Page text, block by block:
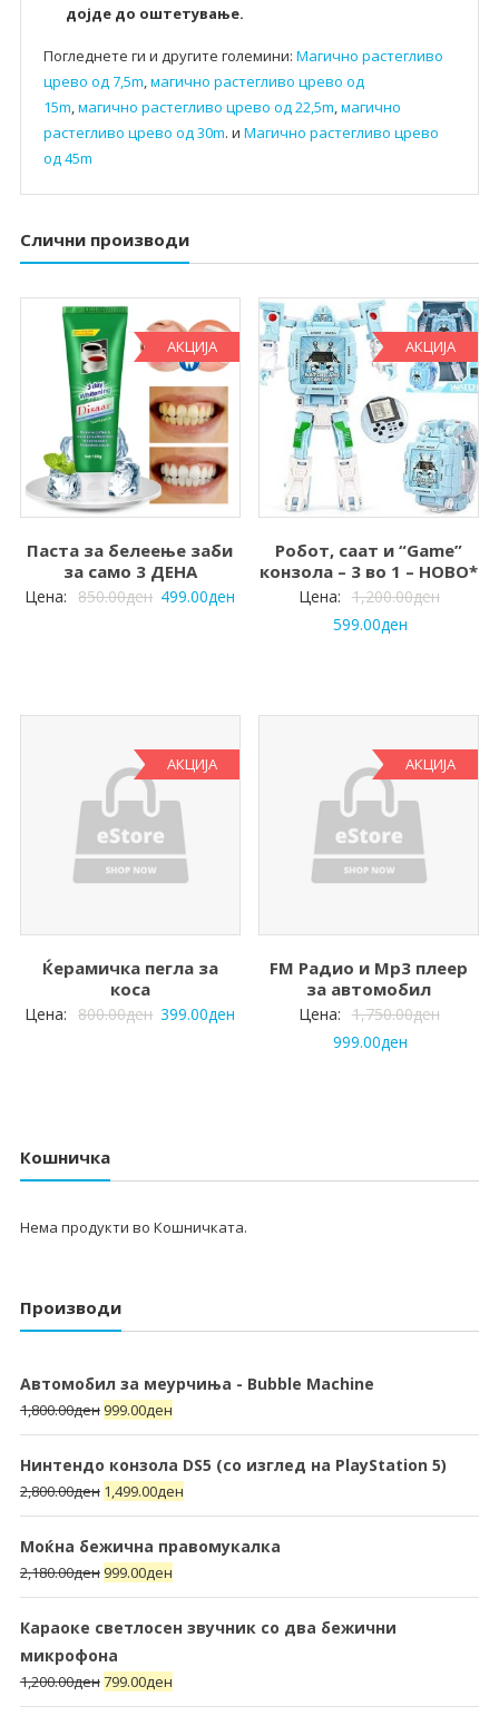
дојде до оштетување.
Погледнете ги и другите големини: Магично растегливо
црево од 7,5m,магично растегливо црево од
15m,магично растегливо црево од 22,5m,магично
растегливо црево од 30m. и Магично растегливо црево
од 45m
Слични производи
АКЦИЈА
Паста за белеење заби
за само 3 ДЕНА
Цена: 850.00ден 499.00ден
АКЦИЈА
Робот, саат и “Game”
конзола – 3 во 1 – НОВО*
Цена: 1,200.00ден
599.00ден
АКЦИЈА
Ќерамичка пегла за
коса
Цена: 800.00ден 399.00ден
АКЦИЈА
FM Радио и Mp3 плеер
за автомобил
Цена: 1,750.00ден
999.00ден
Кошничка
Нема продукти во Кошничката.
Производи
Автомобил за меурчиња - Bubble Machine
1,800.00ден 999.00ден
Нинтендо конзола DS5 (со изглед на PlayStation 5)
2,800.00ден 1,499.00ден
Моќна бежична правомукалка
2,180.00ден 999.00ден
Караоке светлосен звучник со два бежични
микрофона
1,200.00ден799.00ден